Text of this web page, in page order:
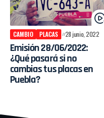
CAMBIO PLACAS 28 junio, 2022
Emisión 28/06/2022:
¿Qué pasará si no
cambias tus placas en
Puebla?